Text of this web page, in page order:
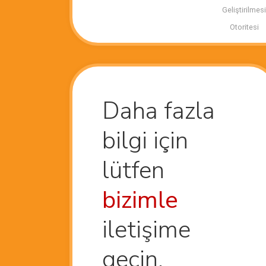
Geliştirilmesi
Otoritesi
Daha fazla
bilgi için
lütfen
bizimle
iletişime